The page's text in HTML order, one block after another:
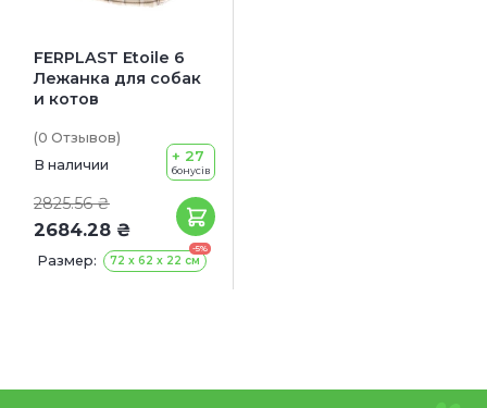
FERPLAST Etoile 6
Лежанка для собак
и котов
(0 Отзывов)
В наличии
2825.56 ₴
2684.28 ₴
+ 27
бонусів
Размер:
-5%
72 x 62 x 22 см